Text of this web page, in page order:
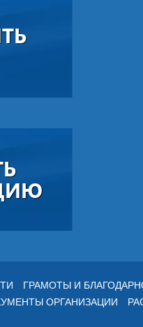
ГРАМОТЫ И
ОРГАНИЗАЦИИ